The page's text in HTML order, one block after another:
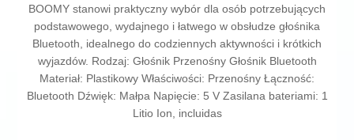
BOOMY stanowi praktyczny wybór dla osób potrzebujących
podstawowego, wydajnego i łatwego w obsłudze głośnika
Bluetooth, idealnego do codziennych aktywności i krótkich
wyjazdów. Rodzaj: Głośnik Przenośny Głośnik Bluetooth
Materiał: Plastikowy Właściwości: Przenośny Łączność:
Bluetooth Dźwięk: Małpa Napięcie: 5 V Zasilana bateriami: 1
Litio Ion, incluidas